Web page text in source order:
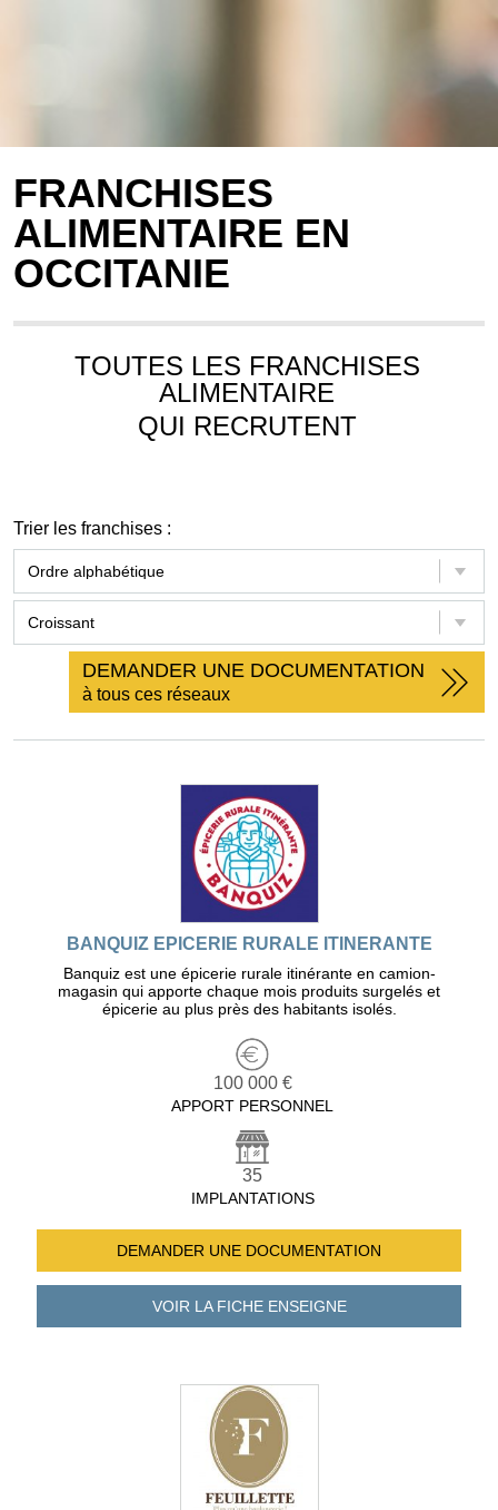
FRANCHISES
ALIMENTAIRE EN
OCCITANIE
TOUTES LES FRANCHISES
ALIMENTAIRE
QUI RECRUTENT
Trier les franchises :
DEMANDER UNE DOCUMENTATION
à tous ces réseaux
BANQUIZ EPICERIE RURALE ITINERANTE
Banquiz est une épicerie rurale itinérante en camion-
magasin qui apporte chaque mois produits surgelés et
épicerie au plus près des habitants isolés.
100 000 €
APPORT PERSONNEL
35
IMPLANTATIONS
DEMANDER UNE DOCUMENTATION
VOIR LA FICHEENSEIGNE